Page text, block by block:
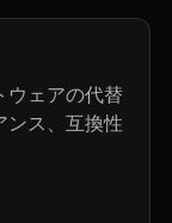
ウェアの代替
ンス、互換性